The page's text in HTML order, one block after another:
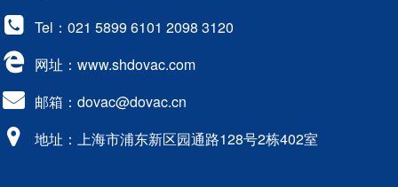
Tel：021 5899 6101 2098 3120
网址：www.shdovac.com
邮箱：dovac@dovac.cn
地址：上海市浦东新区园通路128号2栋402室